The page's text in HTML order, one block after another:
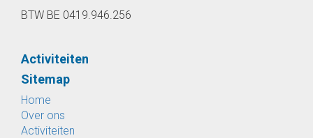
BTW BE 0419.946.256
Activiteiten
Sitemap
Home
Over ons
Activiteiten